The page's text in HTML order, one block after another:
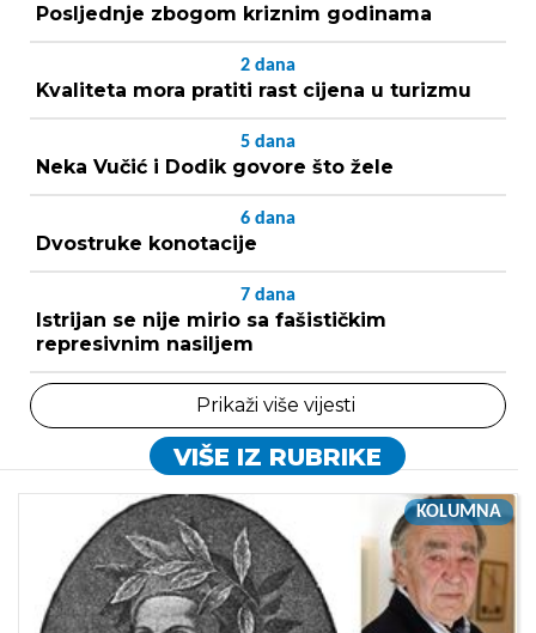
Posljednje zbogom kriznim godinama
2 dana
Kvaliteta mora pratiti rast cijena u turizmu
5 dana
Neka Vučić i Dodik govore što žele
6 dana
Dvostruke konotacije
7 dana
Istrijan se nije mirio sa fašističkim
represivnim nasiljem
Prikaži više vijesti
VIŠE IZ RUBRIKE
KOLUMNA